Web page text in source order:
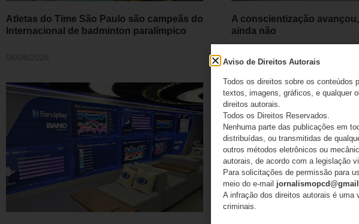
Atletas do Time São Paulo são campeãs do
Internacional de badminton paralímpico
A conscientização
ainda não
06/08/2026
Aviso de Direitos Autorais
Todos os direitos sobre os conteúdos
textos, imagens, gráficos, e qualquer
direitos autorais.
Todos os Direitos Reservados.
Nenhuma parte das publicações em
distribuídas, ou transmitidas de
outros métodos eletrônicos ou
autorais, de acordo com a legislação
Para solicitações de permissão para
meio do e-mail
A infração dos direitos autorais é
criminais.